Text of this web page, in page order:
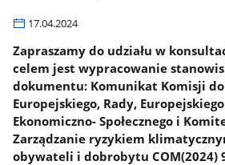
17.04.2024
Zapraszamy do udziału w
celem jest wypracowanie
dokumentu: Komunikat Komisji
Europejskiego, Rady,
Ekonomiczno- Społecznego i
Zarządzanie ryzykiem
obywateli i dobrobytu COM(2024)